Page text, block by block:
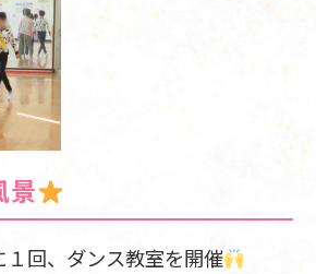
景
回、ダンス教室を開催